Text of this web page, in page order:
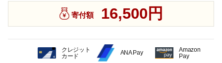
寄付額 16,500円
クレジット
カード
ANA Pay
Amazon
Pay